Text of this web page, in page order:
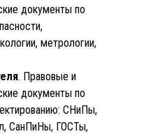
документы по
метрологии,
. Правовые и
документы по
СНиПы,
СанПиНы, ГОСТы,